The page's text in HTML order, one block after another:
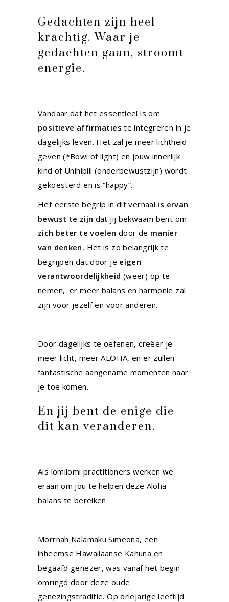
Gedachten zijn heel
krachtig. Waar je
gedachten gaan, stroomt
energie.
Vandaar dat het essentieel is om
positieve affirmatieste integreren in je
dagelijks leven. Het zal je meer lichtheid
geven (*Bowl of light) en jouw innerlijk
kind of Unihipili (onderbewustzijn) wordt
gekoesterd en is “happy”.
Het eerste begrip in dit verhaal is ervan
bewust te zijn dat jij bekwaam bent om
zich beter te voelen door de manier
van denken. Het is zo belangrijk te
begrijpen dat door je eigen
verantwoordelijkheid (weer) op te
nemen, er meer balans en harmonie zal
zijn voor jezelf en voor anderen.
Door dagelijks te oefenen, creëer je
meer licht, meer ALOHA, en er zullen
fantastische aangename momenten naar
je toe komen.
En jij bent de enige die
dit kan veranderen.
Als lomilomi practitioners werken we
eraan om jou te helpen deze Aloha-
balans te bereiken.
Morrnah Nalamaku Simeona, een
inheemse Hawaiiaanse Kahuna en
begaafd genezer, was vanaf het begin
omringd door deze oude
genezingstraditie. Op driejarige leeftijd